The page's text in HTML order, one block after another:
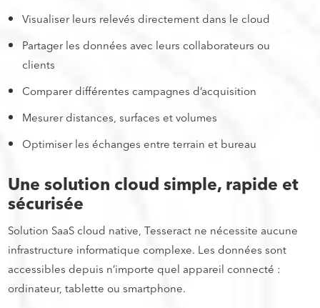
Visualiser leurs relevés directement dans le cloud
Partager les données avec leurs collaborateurs ou
clients
Comparer différentes campagnes d’acquisition
Mesurer distances, surfaces et volumes
Optimiser les échanges entre terrain et bureau
Une solution cloud simple, rapide et
sécurisée
Solution SaaS cloud native, Tesseract ne nécessite aucune
infrastructure informatique complexe. Les données sont
accessibles depuis n’importe quel appareil connecté :
ordinateur, tablette ou smartphone.